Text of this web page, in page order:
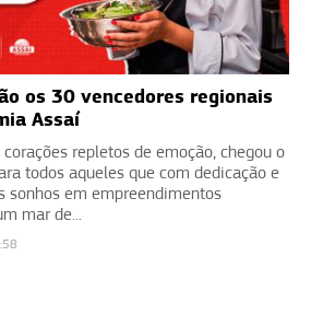
os 30 vencedores regionais
Assaí
repletos de emoção, chegou o
todos aqueles que com dedicação e
sonhos em empreendimentos
mar de...